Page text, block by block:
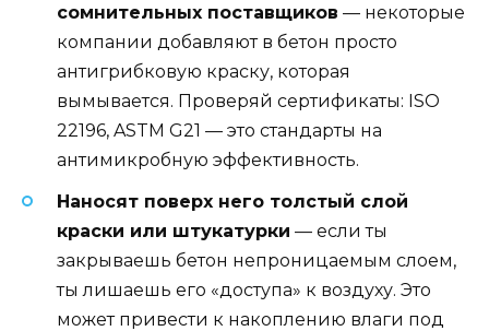
сомнительных поставщиков — некоторые
компании добавляют в бетон просто
антигрибковую краску, которая
вымывается. Проверяй сертификаты: ISO
22196, ASTM G21 — это стандарты на
антимикробную эффективность.
Наносят поверх него толстый слой
краски или штукатурки — если ты
закрываешь бетон непроницаемым слоем,
ты лишаешь его «доступа» к воздуху. Это
может привести к накоплению влаги под